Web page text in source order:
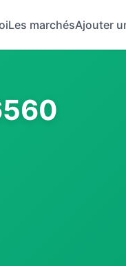
Les marchésAjouter